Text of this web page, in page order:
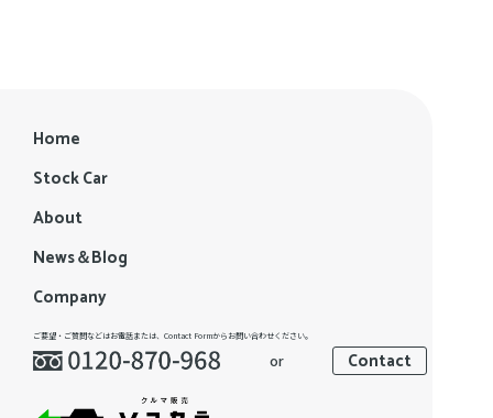
Home
Stock Car
About
News＆Blog
Company
ご要望・ご質問などはお電話または、Contact Formからお問い合わせください。
or Contact